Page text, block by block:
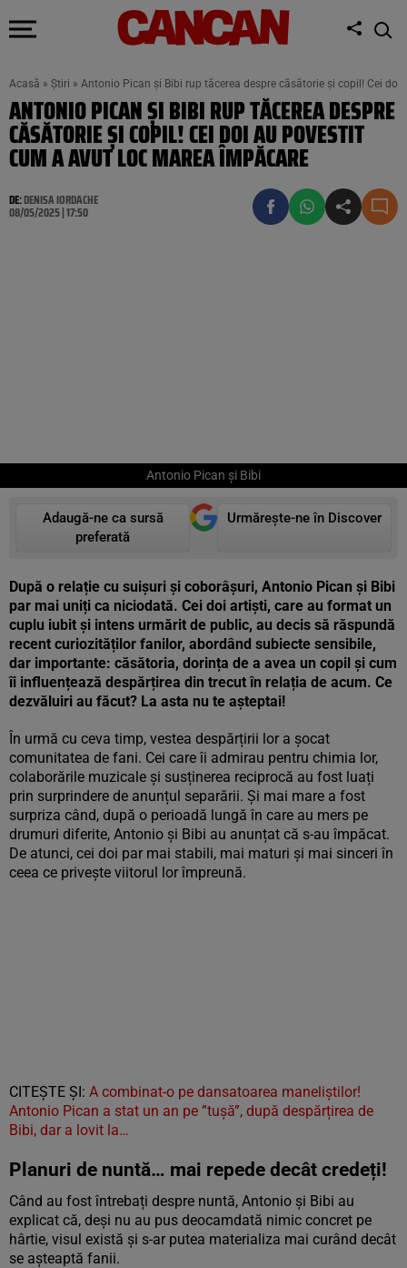
Acasă » Știri » Antonio Pican și Bibi rup tăcerea despre căsătorie și copil! Cei
ANTONIO PICAN ȘI BIBI RUP TĂCEREA DESPRE
CĂSĂTORIE ȘI COPIL! CEI DOI AU POVESTIT
CUM A AVUT LOC MAREA ÎMPĂCARE
DE:DENISA IORDACHE
08/05/2025 | 17:50
Antonio Pican și Bibi
Adaugă-ne ca sursă
preferată
Urmărește-ne în Discover
După o relație cu suișuri și coborâșuri, Antonio Pican și Bibi
par mai uniți ca niciodată. Cei doi artiști, care au format un
cuplu iubit și intens urmărit de public, au decis să răspundă
recent curiozităților fanilor, abordând subiecte sensibile,
dar importante: căsătoria, dorința de a avea un copil și cum
îi influențează despărțirea din trecut în relația de acum. Ce
dezvăluiri au făcut? La asta nu te așteptai!
În urmă cu ceva timp, vestea despărțirii lor a șocat
comunitatea de fani. Cei care îi admirau pentru chimia lor,
colaborările muzicale și susținerea reciprocă au fost luați
prin surprindere de anunțul separării. Și mai mare a fost
surpriza când, după o perioadă lungă în care au mers pe
drumuri diferite, Antonio și Bibi au anunțat că s-au împăcat.
De atunci, cei doi par mai stabili, mai maturi și mai sinceri în
ceea ce privește viitorul lor împreună.
CITEȘTE ȘI: A combinat-o pe dansatoarea maneliștilor!
Antonio Pican a stat un an pe ”tușă”, după despărțirea de
Bibi, dar a lovit la…
Planuri de nuntă… mai repede decât credeți!
Când au fost întrebați despre nuntă, Antonio și Bibi au
explicat că, deși nu au pus deocamdată nimic concret pe
hârtie, visul există și s-ar putea materializa mai curând decât
se așteaptă fanii.